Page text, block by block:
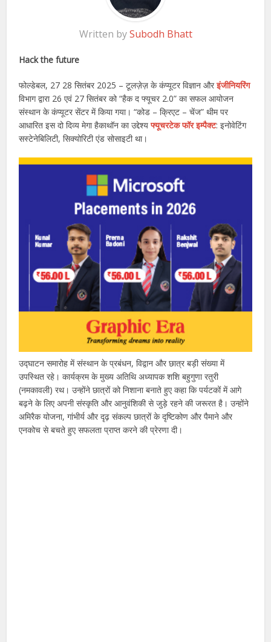
Written bySubodh Bhatt
Hack the future
फोल्डेबल, 27 28 सितंबर 2025 – टूलज़ेज़ के कंप्यूटर विज्ञान औरइंजीनियरिंग
विभाग द्वारा 26 एवं 27 सितंबर को “हैक द फ्यूचर 2.0” का सफल आयोजन
संस्थान के कंप्यूटर सेंटर में किया गया। “कोड – क्रिएट – चेंज” थीम पर
आधारित इस दो दिव्य मेगा हैकाथॉन का उद्देश्यफ्यूचरटेक फॉर इम्पैक्ट: इनोवेटिंग
सस्टेनेबिलिटी, सिक्योरिटी एंड सोसाइटी था।
उद्घाटन समारोह में संस्थान के प्रबंधन, विद्वान और छात्र बड़ी संख्या में
उपस्थित रहे। कार्यक्रम के मुख्य अतिथि अध्यापक शशि बहुगुणा रतुरी
(नमकावली) रथ। उन्होंने छात्रों को निशाना बनाते हुए कहा कि पर्यटकों में आगे
बढ़ने के लिए अपनी संस्कृति और आनुवंशिकी से जुड़े रहने की जरूरत है। उन्होंने
अमिरैक योजना, गांभीर्य और दृढ़ संकल्प छात्रों के दृष्टिकोण और पैमाने और
एनकोच से बचते हुए सफलता प्राप्त करने की प्रेरणा दी।